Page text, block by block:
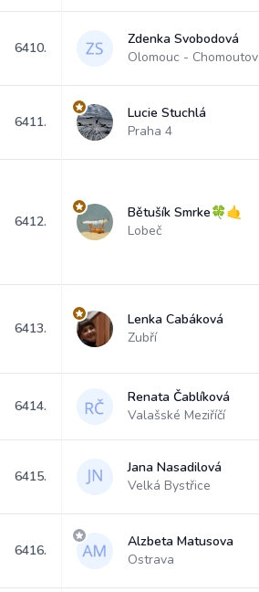
6410.
Zdenka Svobodová
Olomouc - Chomoutov
6411.
Lucie Stuchlá
Praha 4
6412.
Bětušík Smrke🍀🤙
Lobeč
6413.
Lenka Cabáková
Zubří
6414.
Renata Čablíková
Valašské Meziříčí
6415.
Jana Nasadilová
Velká Bystřice
6416.
Alzbeta Matusova
Ostrava